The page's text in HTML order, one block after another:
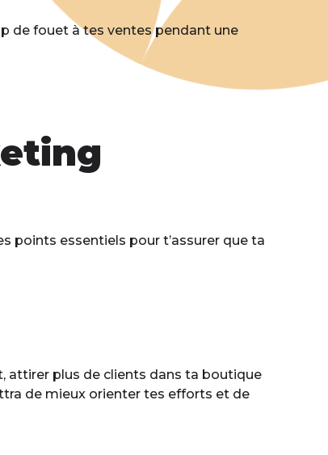
de fouet à tes ventes pendant une
points essentiels pour t’assurer que ta
attirer plus de clients dans ta boutique
de mieux orienter tes efforts et de